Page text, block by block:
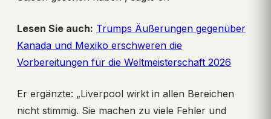
Lesen Sie auch: Trumps Äußerungen gegenüber
Kanada und Mexiko erschweren die
Vorbereitungen für die Weltmeisterschaft 2026
Er ergänzte: „Liverpool wirkt in allen Bereichen
nicht stimmig. Sie machen zu viele Fehler und